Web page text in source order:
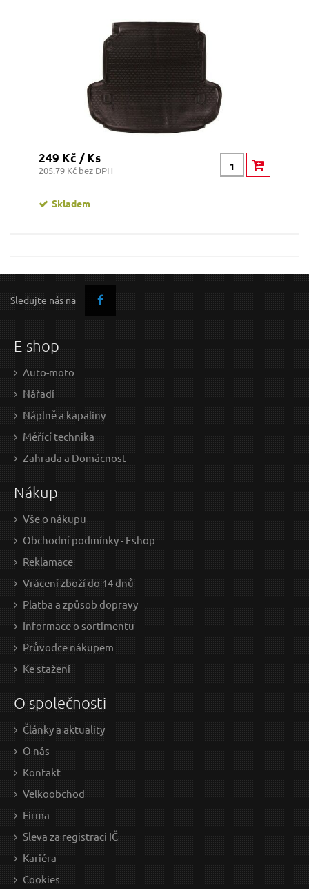
249 Kč / Ks
205.79 Kč bez DPH
Skladem
Sledujte nás na
E-shop
Auto-moto
Nářadí
Náplně a kapaliny
Měřící technika
Zahrada a Domácnost
Nákup
Vše o nákupu
Obchodní podmínky - Eshop
Reklamace
Vrácení zboží do 14 dnů
Platba a způsob dopravy
Informace o sortimentu
Průvodce nákupem
Ke stažení
O společnosti
Články a aktuality
O nás
Kontakt
Velkoobchod
Firma
Sleva za registraci IČ
Kariéra
Cookies